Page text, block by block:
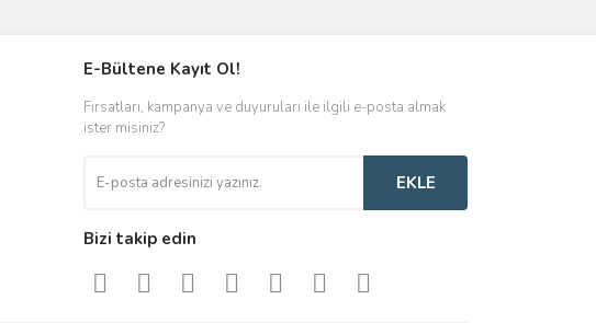
E-Bültene Kayıt Ol!
Fırsatları, kampanya ve duyuruları ile ilgili e-posta almak
ister misiniz?
EKLE
Bizi takip edin